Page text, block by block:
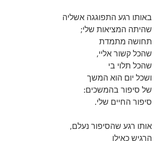
באותו רגע התפוגגה אשליה
שהיתה המציאות שלי;
תחושה מתמדת
שהכל קשור אליי,
שהכל תלוי בי
ושכל יום הוא המשך
של סיפור בהמשכים:
סיפור החיים שלי.
אותו רגע שהסיפור נעלם,
הרגיש כאילו